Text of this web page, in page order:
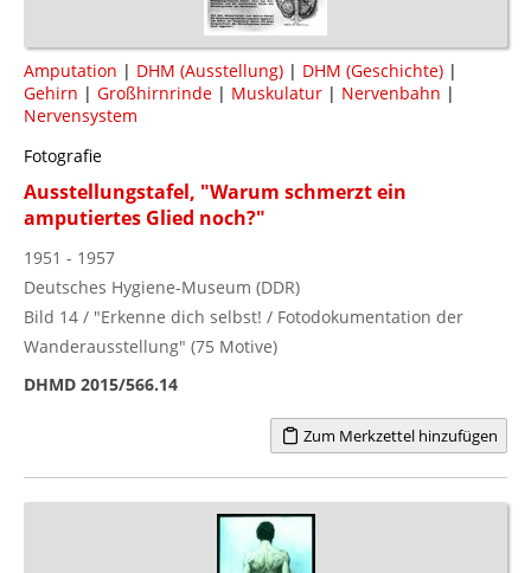
Amputation | DHM (Ausstellung) | DHM (Geschichte) |
Gehirn | Großhirnrinde | Muskulatur | Nervenbahn |
Nervensystem
Fotografie
Ausstellungstafel, "Warum schmerzt ein
amputiertes Glied noch?"
1951 - 1957
Deutsches Hygiene-Museum (DDR)
Bild 14 / "Erkenne dich selbst! / Fotodokumentation der
Wanderausstellung" (75 Motive)
DHMD 2015/566.14
Zum Merkzettel hinzufügen